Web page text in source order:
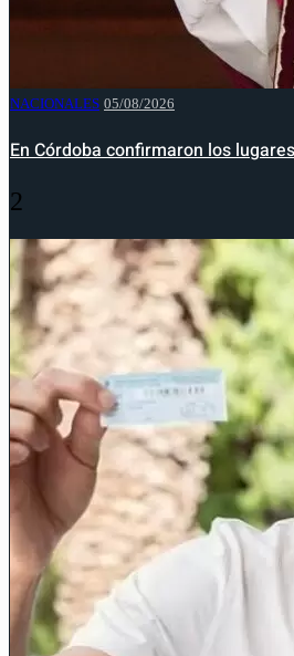
NACIONALES 05/08/2026
En Córdoba confirmaron los
2